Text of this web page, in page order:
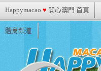
Happymacao ♥ 開心澳門 首頁
體育頻道